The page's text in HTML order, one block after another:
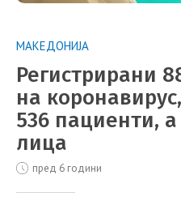
МАКЕДОНИЈА
Регистрирани
на
536 пациенти,
лица
пред 6 години